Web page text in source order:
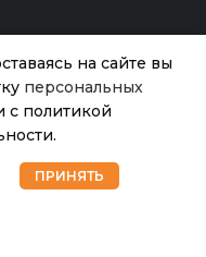
на сайте вы
персональных
с политикой
ПРИНЯТЬ
₽
В
наличии
Корзина Мой аккаунт